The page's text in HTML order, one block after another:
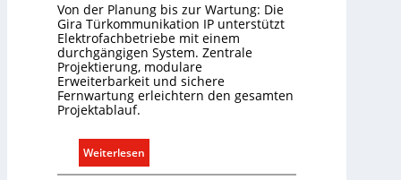
Von der Planung bis zur Wartung: Die
Gira Türkommunikation IP unterstützt
Elektrofachbetriebe mit einem
durchgängigen System. Zentrale
Projektierung, modulare
Erweiterbarkeit und sichere
Fernwartung erleichtern den gesamten
Projektablauf.
Weiterlesen
T